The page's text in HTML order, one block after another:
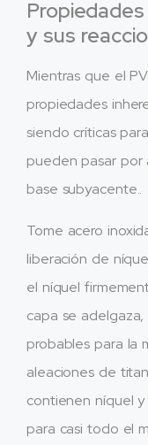
y sus
Mientras que el
propiedades
siendo críticas
pueden pasar por
base subyacente..
Tome acero
liberación de
el níquel
capa se
probables para la
aleaciones de
contienen níquel
para casi todo el